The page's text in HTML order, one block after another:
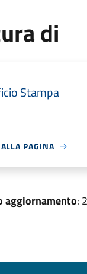
di
Stampa
PAGINA
aggiornamento: